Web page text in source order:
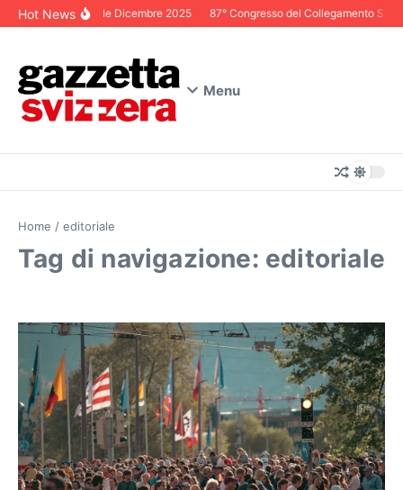
Salta al contenuto
Hot NewsEditoriale Dicembre 2025 87° Congresso del Collegamento
Menu
Home / editoriale
Tag di navigazione: editoriale